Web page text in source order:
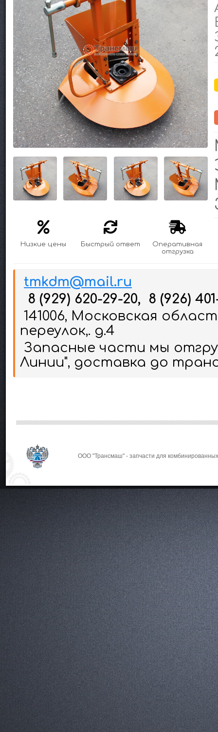
Низкие цены Быстрый ответ
Оперативная
отгрузка
tmkdm@mail.ru
8 (929) 620-29-20, 8 (926)
141006, Московская
переулок,. д.4
Запасные части мы
Линии", доставка до
ООО "Трансмаш" - запчасти для